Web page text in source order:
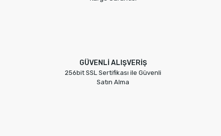
GÜVENLİ ALIŞVERİŞ
256bit SSL Sertifikası ile Güvenli
Satın Alma